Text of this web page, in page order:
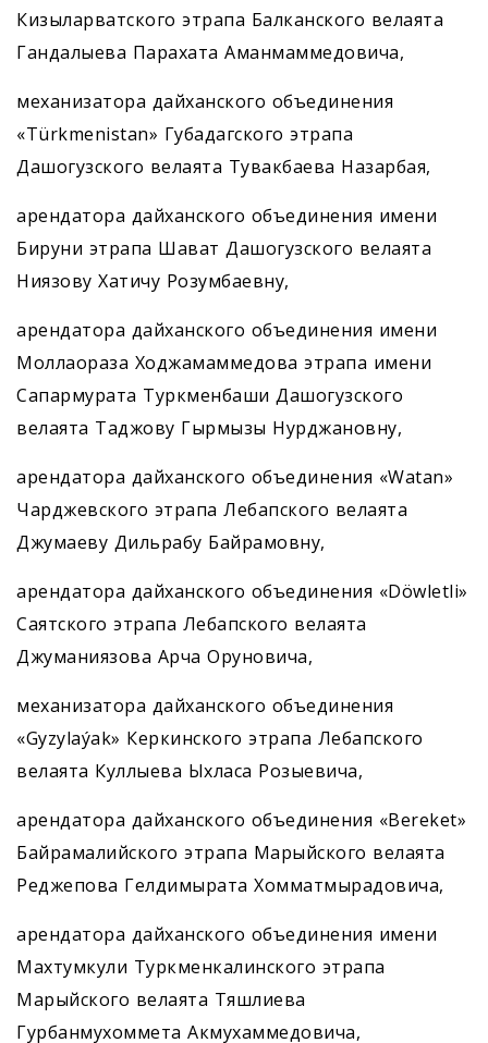
Кизыларватского этрапа Балканского велаята
Гандалыева Парахата Аманмаммедовича,
механизатора дайханского объединения
«Türkmenistan» Губадагского этрапа
Дашогузского велаята Тувакбаева Назарбая,
арендатора дайханского объединения имени
Бируни этрапа Шават Дашогузского велаята
Ниязову Хатичу Розумбаевну,
арендатора дайханского объединения имени
Моллаораза Ходжамаммедова этрапа имени
Сапармурата Туркменбаши Дашогузского
велаята Таджову Гырмызы Нурджановну,
арендатора дайханского объединения «Watan»
Чарджевского этрапа Лебапского велаята
Джумаеву Дильрабу Байрамовну,
арендатора дайханского объединения «Döwletli»
Саятского этрапа Лебапского велаята
Джуманиязова Арча Оруновича,
механизатора дайханского объединения
«Gyzylaýak» Керкинского этрапа Лебапского
велая­та Куллыева Ыхласа Розыевича,
арендатора дайханского объединения «Bereket»
Байрамалийского этрапа Марыйского велаята
Реджепова Гелдимырата Хомматмырадовича,
арендатора дайханского объединения имени
Махтумкули Туркменкалинского этрапа
Марыйского велаята Тяшлиева
Гурбанмухоммета Акмухаммедовича,